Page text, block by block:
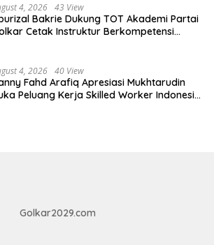
4, 2026 43 View
Bakrie Dukung TOT Akademi Partai
Cetak Instruktur Berkompetensi
4, 2026 40 View
Fahd Arafiq Apresiasi Mukhtarudin
Peluang Kerja Skilled Worker Indonesia
Golkar2029.com